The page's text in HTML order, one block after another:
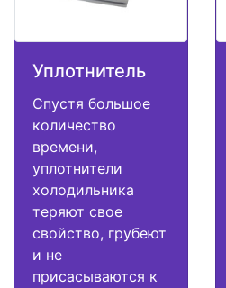
Уплотнитель
Спустя большое
количество
времени,
уплотнители
холодильника
теряют свое
свойство, грубеют
и не
присасываются к